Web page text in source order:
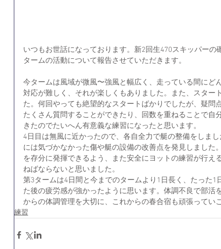
いつもお世話になっております。新2回生470スキッパー
タームの活動について報告させていただきます。
今タームは風域が微風〜強風と幅広く、走っている間にど
対応が難しく、それが楽しくもありました。また、スター
た。何回やっても絶望的なスタートばかりでしたが、疑問
たくさん質問することができたり、回数を重ねることで自
きたのでたいへん有意義な練習になったと思います。
4日目は無風に近かったので、各自全力で艇の整備をしま
には気づかなかった傷や艇の設備の改善点を発見しました
を存分に発揮できるよう、また安全にヨットの練習が行え
ねばならないと思いました。
第3タームは4日間と今までのタームより1日長く、たった
た後の疲労感が強かったように思います。体調不良で部活
からの体調管理を大切に、これからの春合宿も頑張ってい
練習